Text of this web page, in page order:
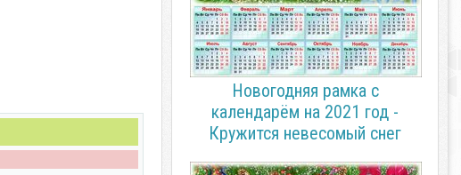
Новогодняя рамка с
календарём на 2021 год -
Кружится невесомый снег